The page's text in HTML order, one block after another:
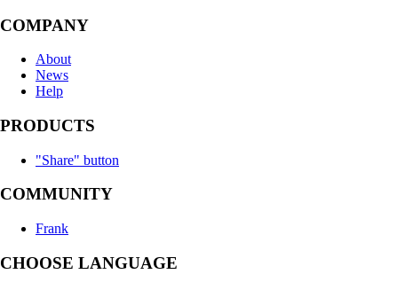
COMPANY
About
News
Help
PRODUCTS
"Share" button
COMMUNITY
Frank
CHOOSE LANGUAGE